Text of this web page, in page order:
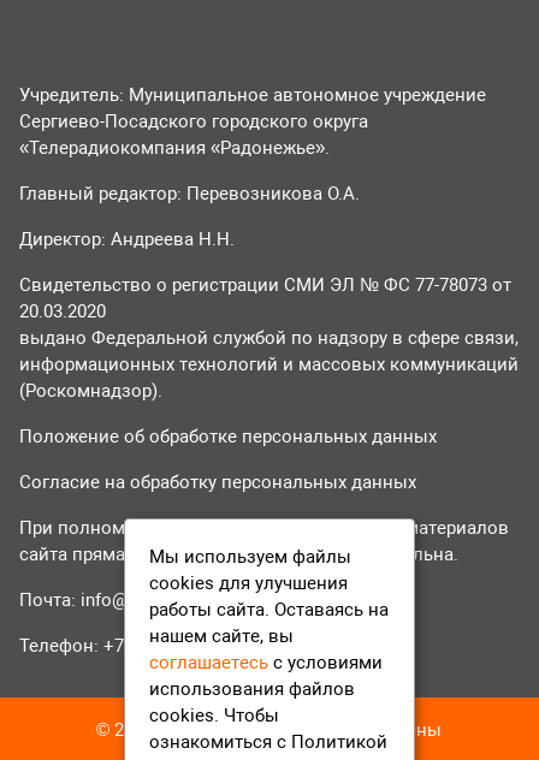
Учредитель: Муниципальное автономное учреждение
Сергиево-Посадского городского округа
«Телерадиокомпания «Радонежье».
Главный редактор: Перевозникова О.А.
Директор: Андреева Н.Н.
Свидетельство о регистрации СМИ ЭЛ № ФС 77-78073 от
20.03.2020
выдано Федеральной службой по надзору в сфере связи,
информационных технологий и массовых коммуникаций
(Роскомнадзор).
Положение об обработке персональных данных
Согласие на обработку персональных данных
При полном или частичном использовании материалов
сайта прямая гиперссылка на tvr24.tv обязательна.
Почта: info@tvr24.tv
Телефон: +7 (496) 551-04-95
© 2016-2023 ТВР24 Все права защищены
Мы используем файлы
cookies для улучшения
работы сайта. Оставаясь на
нашем сайте, вы
соглашаетесь с условиями
использования файлов
cookies. Чтобы
ознакомиться с Политикой